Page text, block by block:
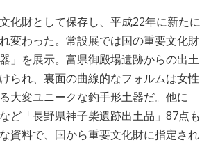
化財として保存し、平成22年に新たに
変わった。常設展では国の重要文化財
」を展示。富県御殿場遺跡からの出土
られ、裏面の曲線的なフォルムは女性
大変ユニークな釣手形土器だ。他に
ど「長野県神子柴遺跡出土品」87点も
資料で、国から重要文化財に指定され